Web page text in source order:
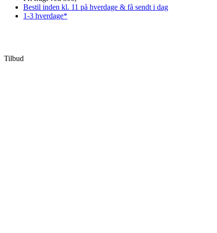
Bestil inden kl. 11 på hverdage & få sendt i dag
1-3 hverdage*
Tilbud